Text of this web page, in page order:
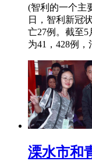
(智利的一个主
日，智利新冠
亡27例。截至5
为41，428例，
溧水市和